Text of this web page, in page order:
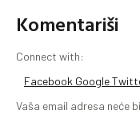
Komentariši
Connect with:
Facebook Google
Vaša email adresa neće